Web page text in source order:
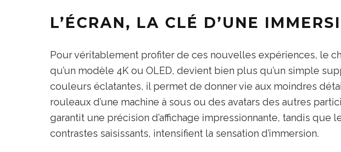
L’ÉCRAN, LA CLÉ D’UNE
Pour véritablement profiter de ces nouvelles expériences, le
qu’un modèle 4K ou OLED, devient bien plus qu’un simple
couleurs éclatantes, il permet de donner vie aux moindres
rouleaux d’une machine à sous ou des avatars des autres
garantit une précision d’affichage impressionnante, tandis que
contrastes saisissants, intensifient la sensation d’immersion.